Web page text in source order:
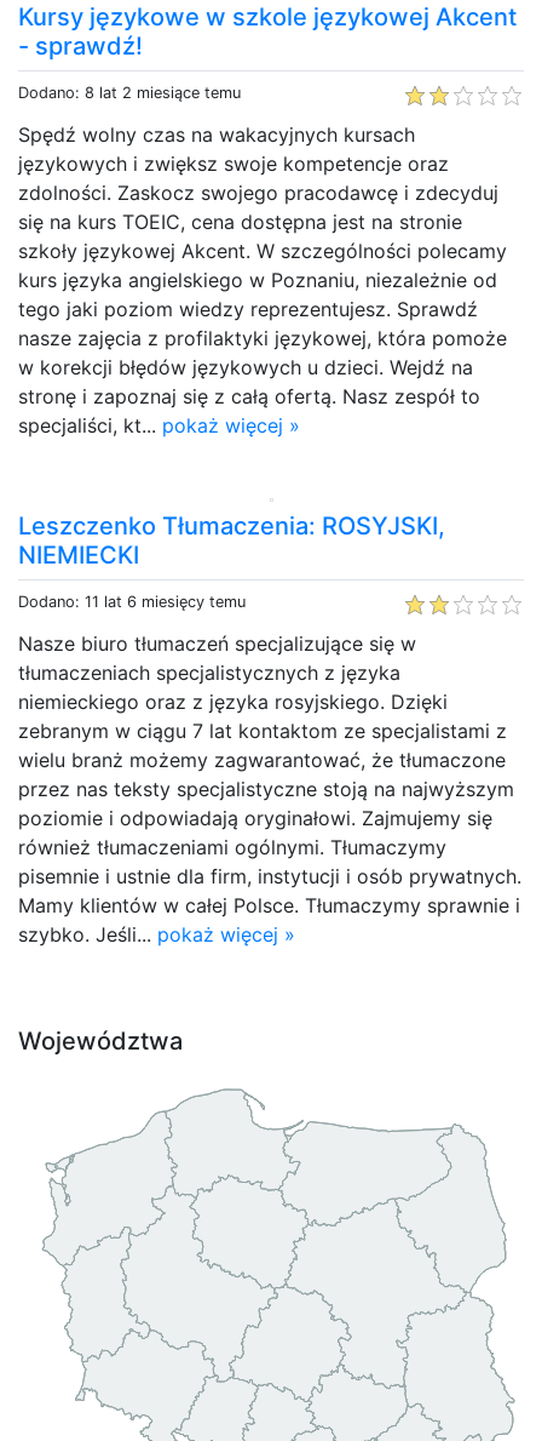
Kursy językowe w szkole językowej Akcent
- sprawdź!
Dodano: 8 lat 2 miesiące temu
Spędź wolny czas na wakacyjnych kursach
językowych i zwiększ swoje kompetencje oraz
zdolności. Zaskocz swojego pracodawcę i zdecyduj
się na kurs TOEIC, cena dostępna jest na stronie
szkoły językowej Akcent. W szczególności polecamy
kurs języka angielskiego w Poznaniu, niezależnie od
tego jaki poziom wiedzy reprezentujesz. Sprawdź
nasze zajęcia z profilaktyki językowej, która pomoże
w korekcji błędów językowych u dzieci. Wejdź na
stronę i zapoznaj się z całą ofertą. Nasz zespół to
specjaliści, kt... pokaż więcej »
Leszczenko Tłumaczenia: ROSYJSKI,
NIEMIECKI
Dodano: 11 lat 6 miesięcy temu
Nasze biuro tłumaczeń specjalizujące się w
tłumaczeniach specjalistycznych z języka
niemieckiego oraz z języka rosyjskiego. Dzięki
zebranym w ciągu 7 lat kontaktom ze specjalistami z
wielu branż możemy zagwarantować, że tłumaczone
przez nas teksty specjalistyczne stoją na najwyższym
poziomie i odpowiadają oryginałowi. Zajmujemy się
również tłumaczeniami ogólnymi. Tłumaczymy
pisemnie i ustnie dla firm, instytucji i osób prywatnych.
Mamy klientów w całej Polsce. Tłumaczymy sprawnie i
szybko. Jeśli... pokaż więcej »
Województwa